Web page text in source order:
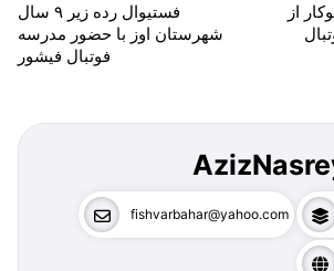
از
فستیوال رده زیر ۹ سال
شهرستان اوز با حضور مدرسه
فوتبال فیشور
fishvarbahar@yahoo.com